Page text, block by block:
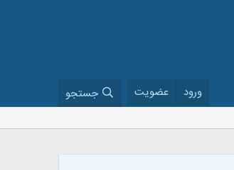
ورود عضویت جستجو